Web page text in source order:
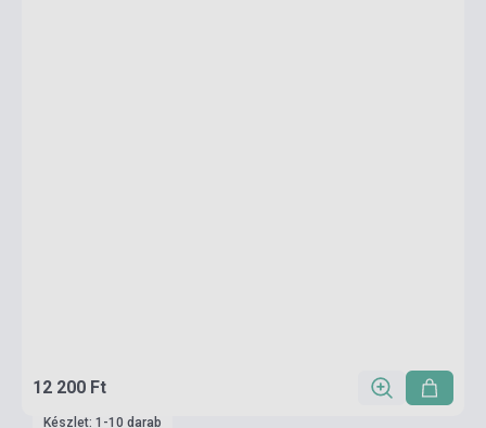
12 200 Ft
Készlet: 1-10 darab